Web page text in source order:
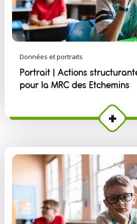
Données et portraits
Portrait | Actions
pour la MRC des Etchemins